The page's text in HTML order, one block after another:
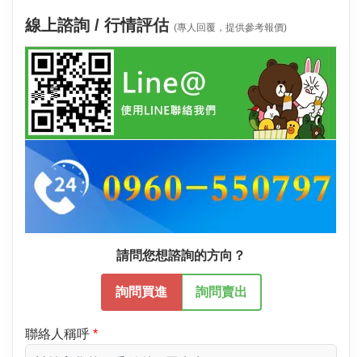
線上諮詢 / 行情評估 (專人回覆，提供參考報價)
請問您想諮詢的方向？
詢問買進 詢問賣出
聯絡人稱呼